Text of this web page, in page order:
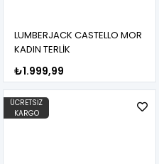
LUMBERJACK CASTELLO MOR
KADIN TERLİK
₺1.999,99
ÜCRETSIZ
KARGO